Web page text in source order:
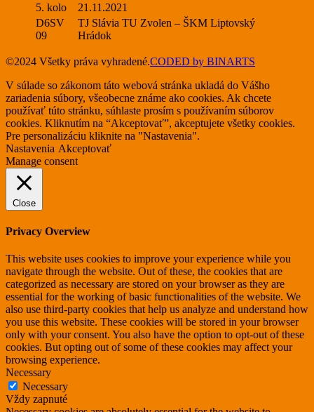
5. kolo
21.11.2021
D6SV
09
TJ Slávia TU Zvolen – ŠKM Liptovský
Hrádok
©2024 Všetky práva vyhradené.CODED by BINARTS
V súlade so zákonom táto webová stránka ukladá do Vášho
zariadenia súbory, všeobecne známe ako cookies. Ak chcete
používať túto stránku, súhlaste prosím s používaním súborov
cookies. Kliknutím na “Akceptovať”, akceptujete všetky cookies.
Pre personalizáciu kliknite na "Nastavenia".
Nastavenia Akceptovať
Manage consent
Close
Privacy Overview
This website uses cookies to improve your experience while you
navigate through the website. Out of these, the cookies that are
categorized as necessary are stored on your browser as they are
essential for the working of basic functionalities of the website. We
also use third-party cookies that help us analyze and understand how
you use this website. These cookies will be stored in your browser
only with your consent. You also have the option to opt-out of these
cookies. But opting out of some of these cookies may affect your
browsing experience.
Necessary
Necessary
Vždy zapnuté